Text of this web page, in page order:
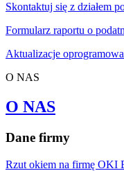
Skontaktuj się z działem
Formularz raportu o
Aktualizacje
O NAS
O NAS
Dane firmy
Rzut okiem na firmę OKI